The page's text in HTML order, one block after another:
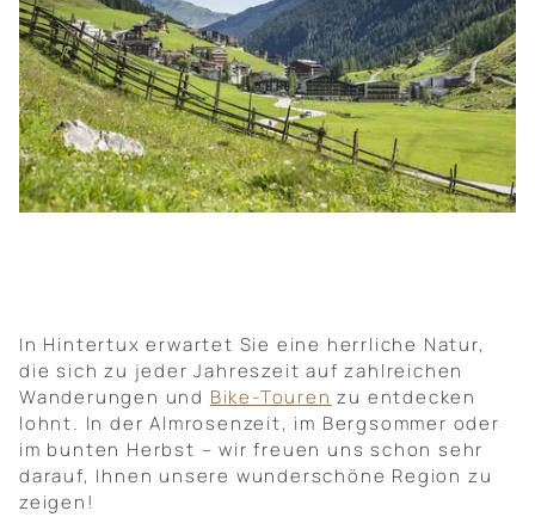
In Hintertux erwartet Sie eine herrliche Natur,
die sich zu jeder Jahreszeit auf zahlreichen
Wanderungen und Bike-Touren zu entdecken
lohnt. In der Almrosenzeit, im Bergsommer oder
im bunten Herbst – wir freuen uns schon sehr
darauf, Ihnen unsere wunderschöne Region zu
zeigen!